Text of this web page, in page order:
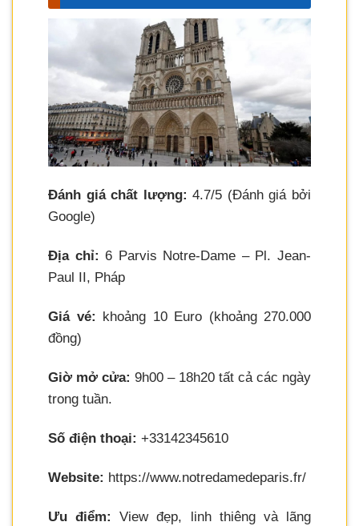
Đánh giá chất lượng: 4.7/5 (Đánh giá bởi
Google)
Địa chỉ: 6 Parvis Notre-Dame – Pl. Jean-
Paul II, Pháp
Giá vé: khoảng 10 Euro (khoảng 270.000
đồng)
Giờ mở cửa: 9h00 – 18h20 tất cả các ngày
trong tuần.
Số điện thoại: +33142345610
Website: https://www.notredamedeparis.fr/
Ưu điểm:
View đẹp, linh thiêng và lãng